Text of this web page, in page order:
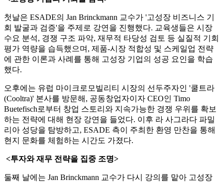
첫날은 ESADE의 Jan Brinckmann 교수가 '고성장 비즈니스 기
회 발굴과 검증'을 주제로 강연을 진행했다. 교육생들은 시장
수요 분석, 경쟁 구조 파악, 재무적 타당성 검토 등 실질적 기회
평가 역량을 습득했으며, 제품-시장 적합성 및 스케일업 전략
에 관한 이론과 사례를 통해 고성장 기업의 성공 요인을 학습
했다.
오후에는 유럽 마이크로모빌리티 시장의 선두주자인 '쿨트라
(Cooltra)' 본사를 방문해, 공동창업자이자 CEO인 Timo
Buetefisch로부터 창업 스토리와 지속가능한 경쟁 우위를 확보
하는 전략에 대해 현장 강연을 들었다. 이후 라 사그라다 파밀
리아 성당을 탐방하고, ESADE 측이 주최한 환영 만찬을 통해
현지 문화를 체험하는 시간도 가졌다.
<투자와 재무 전략을 집중 조명>
둘째 날에는 Jan Brinckmann 교수가 다시 강의를 맡아 고성장